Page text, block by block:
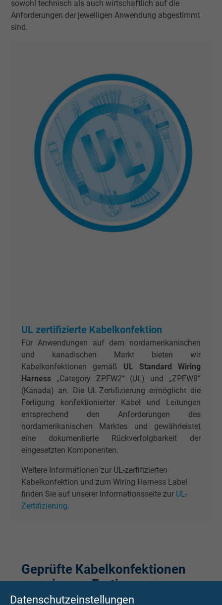
Datenschutzeinstellungen
sowohl technisch als auch wirtschaftlich auf die
Anforderungen der jeweiligen Anwendung abgestimmt
sind.
UL zertifizierte Kabelkonfektion
Für Anwendungen auf dem nordamerikanischen
und kanadischen Markt bieten wir
Kabelkonfektionen gemäß UL Standard Wiring
Harness „Category ZPFW2“ (UL) und „ZPFW8“
(Kanada) an. Die UL-Zertifizierung ermöglicht die
Fertigung konfektionierter Kabel und Leitungen
entsprechend den Anforderungen des
nordamerikanischen Marktes und gewährleistet
eine dokumentierte Rückverfolgbarkeit der
eingesetzten Komponenten.
Weitere Informationen zur UL-zertifizierten
Kabelkonfektion und zum Wiring Harness Label
finden Sie auf unserer Informationsseite zur UL-
Zertifizierung.
Geprüfte Kabelkonfektionen
aus eigener Fertigung
Die Qualität einer Kabelkonfektion entscheidet